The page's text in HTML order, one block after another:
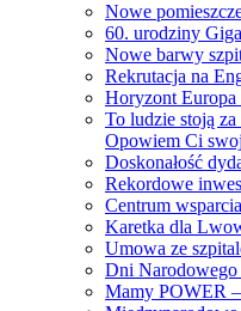
Nowe
60. urodziny
Nowe barwy
Rekrutacja na
Horyzont
To ludzie stoją
Opowiem Ci
Doskonałość
Rekordowe
Centrum
Karetka dla
Umowa ze
Dni
Mamy POWER